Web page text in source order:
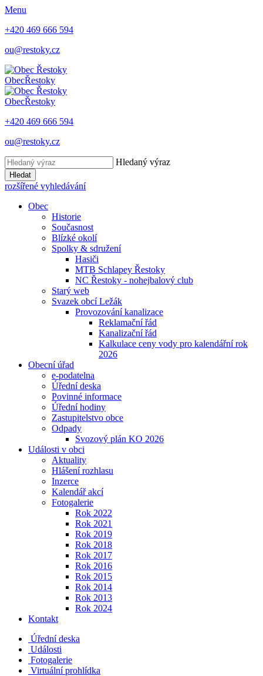
Menu
+420 469 666 594
ou@restoky.cz
ObecŘestoky
ObecŘestoky
+420 469 666 594
ou@restoky.cz
Hledaný výraz
Hledat
rozšířené vyhledávání
Obec
Historie
Současnost
Blízké okolí
Spolky & sdružení
Hasiči
MTB Schlapey Řestoky
NC Řestoky - nohejbalový club
Starý web
Svazek obcí Ležák
Provozování kanalizace
Reklamační řád
Kanalizační řád
Kalkulace ceny vody pro kalendářní rok
2026
Obecní úřad
e-podatelna
Úřední deska
Povinné informace
Úřední hodiny
Zastupitelstvo obce
Odpady
Svozový plán KO 2026
Události v obci
Aktuality
Hlášení rozhlasu
Inzerce
Kalendář akcí
Fotogalerie
Rok 2022
Rok 2021
Rok 2019
Rok 2018
Rok 2017
Rok 2016
Rok 2015
Rok 2014
Rok 2013
Rok 2024
Kontakt
Úřední deska
Události
Fotogalerie
Virtuální prohlídka